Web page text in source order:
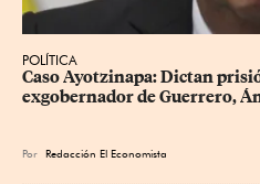
POLÍTICA
Caso Ayotzinapa: Dictan
exgobernador de Guerrero,
Por Redacción El Economista